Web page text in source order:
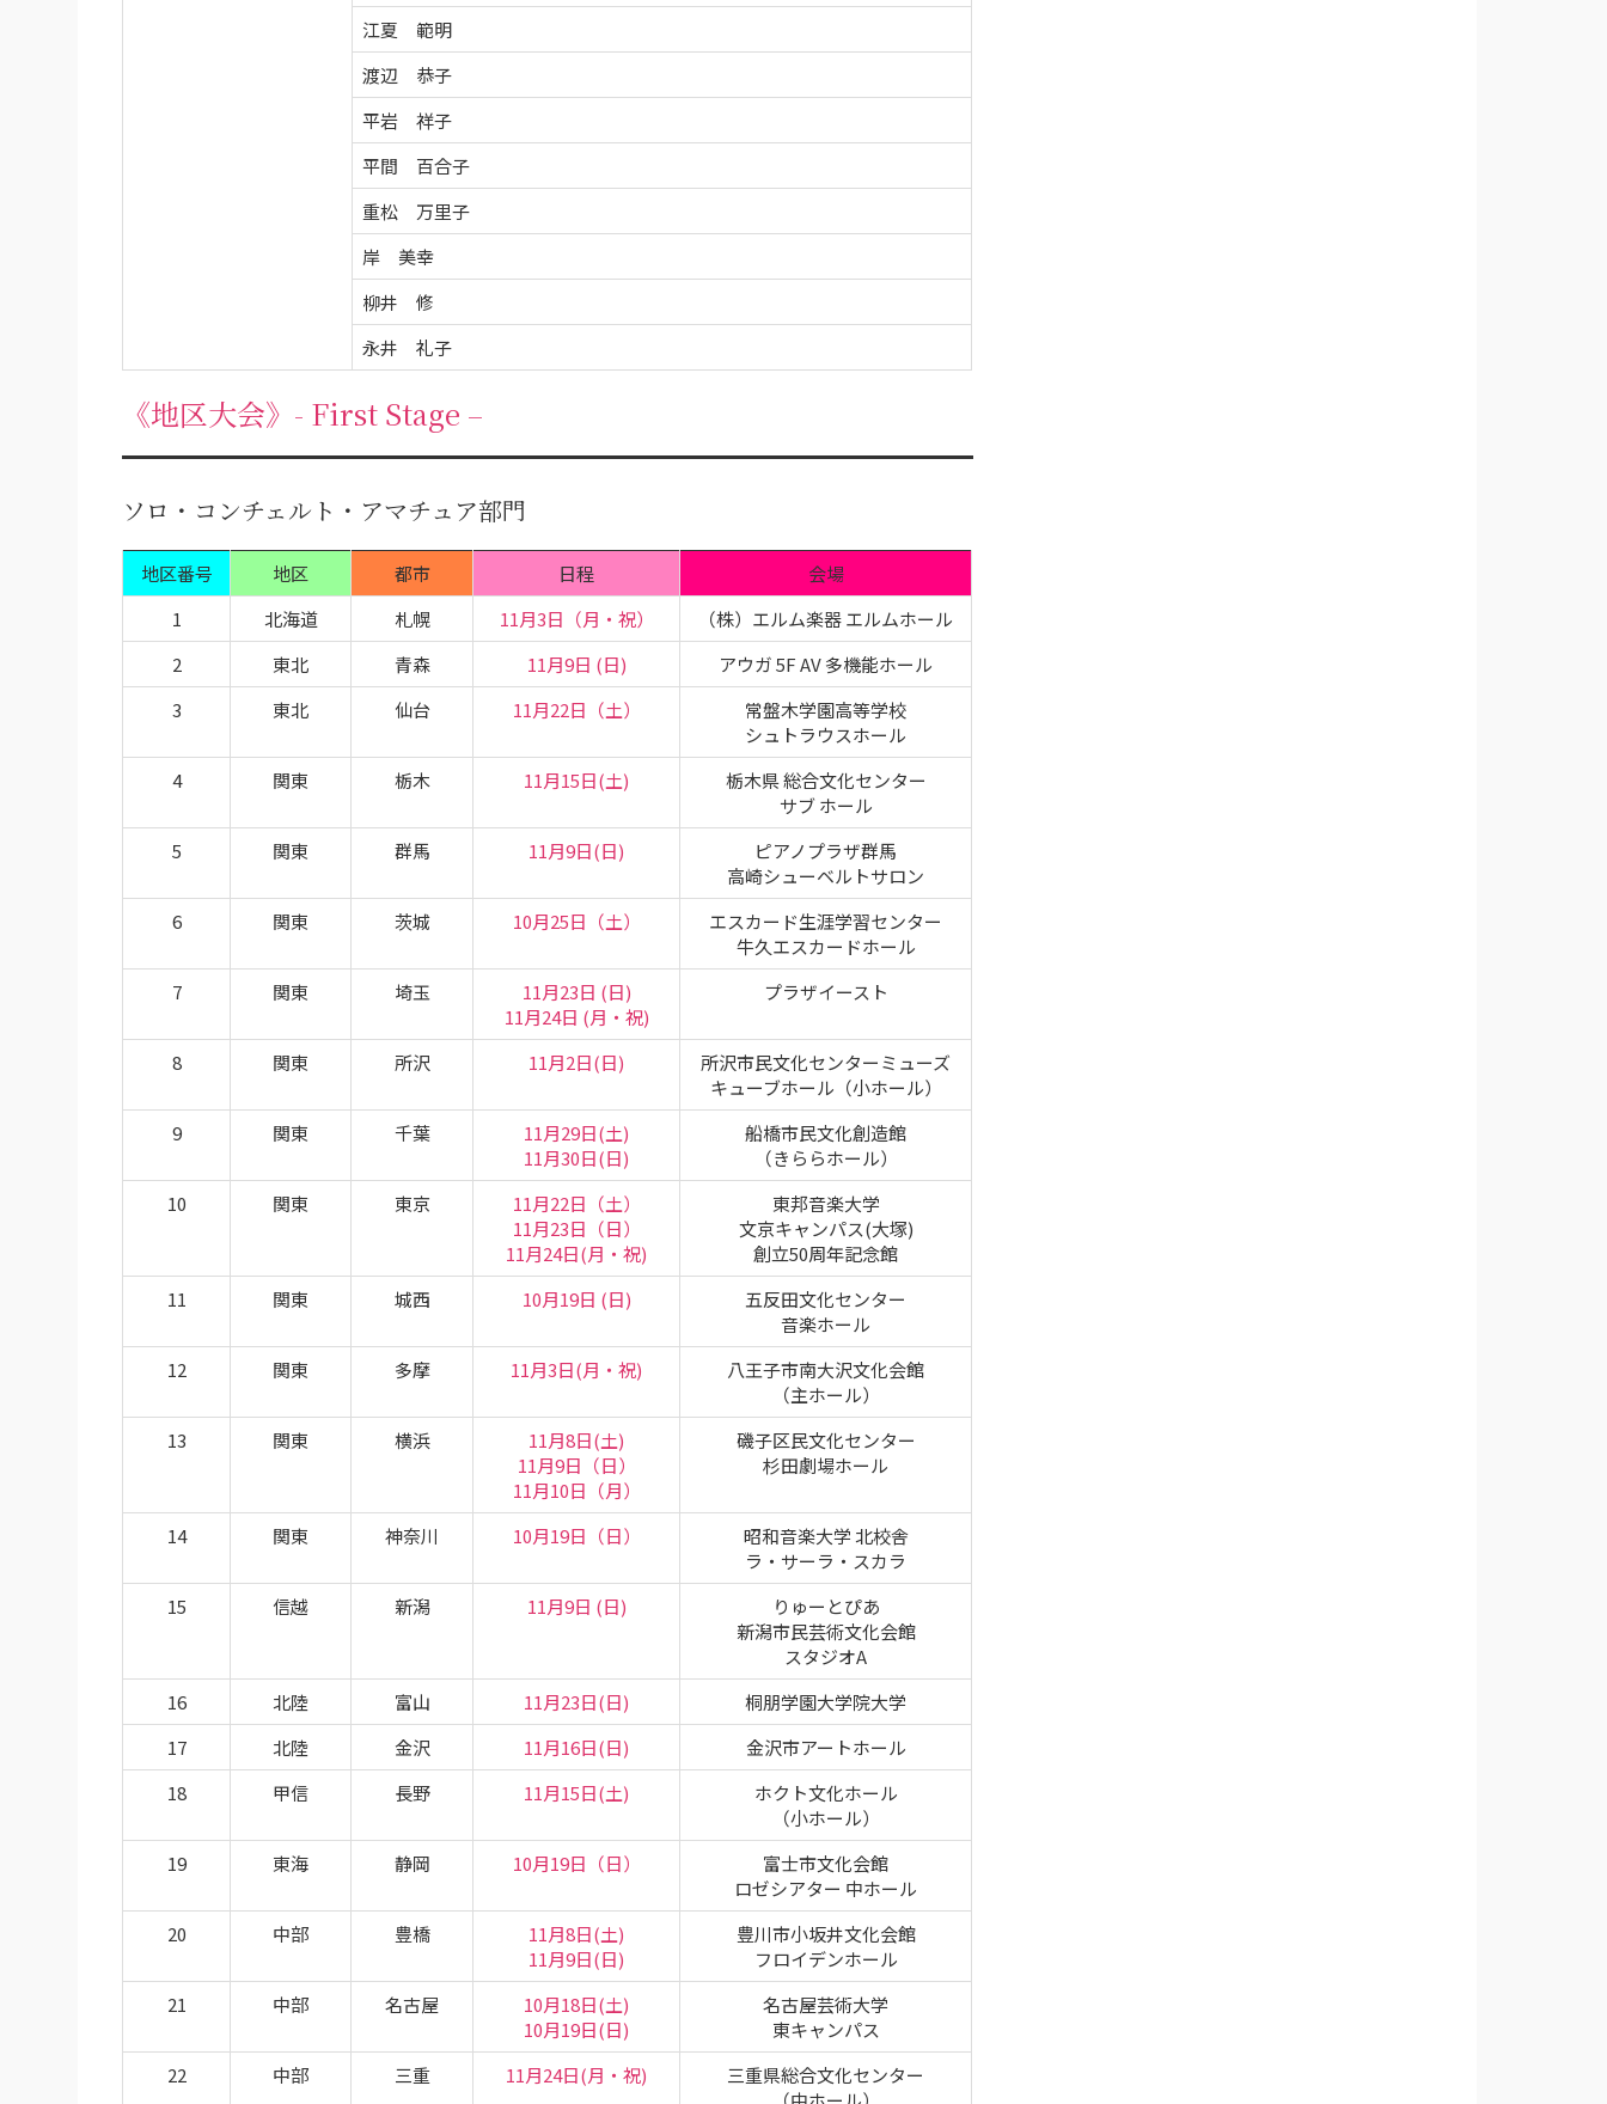
江夏 範明
渡辺 恭子
平岩 祥子
平間 百合子
重松 万里子
岸 美幸
柳井 修
永井 礼子
《地区大会》- First Stage –
ソロ・コンチェルト・アマチュア部門
地区番号 地区 都市 日程
会場
1
北海道 札幌 11月3日（月・祝）
（株）エルム楽器 エルムホール
2
東北 青森 11月9日 (日)
アウガ 5F AV 多機能ホール
3
東北 仙台 11月22日（土）
常盤木学園高等学校
シュトラウスホール
4
関東 栃木 11月15日(土)
栃木県 総合文化センター
サブ ホール
5
関東 群馬 11月9日(日)
ピアノプラザ群馬
高崎シューベルトサロン
6
関東 茨城 10月25日（土）
エスカード生涯学習センター
牛久エスカードホール
7
関東 埼玉
11月23日 (日)
11月24日 (月・祝)
プラザイースト
8 関東 所沢 11月2日(日)
所沢市民文化センターミューズ
キューブホール（小ホール）
9
関東 千葉
11月29日(土)
11月30日(日)
船橋市民文化創造館
（きららホール）
10
関東 東京
11月22日（土）
11月23日（日）
11月24日(月・祝)
東邦音楽大学
文京キャンパス(大塚)
創立50周年記念館
11
関東 城西 10月19日 (日)
五反田文化センター
音楽ホール
12
関東 多摩 11月3日(月・祝)
八王子市南大沢文化会館
（主ホール）
13
関東 横浜
11月8日(土)
11月9日（日）
11月10日（月）
磯子区民文化センター
杉田劇場ホール
14 関東 神奈川 10月19日（日）
昭和音楽大学 北校舎
ラ・サーラ・スカラ
15
信越 新潟 11月9日 (日)
りゅーとぴあ
新潟市民芸術文化会館
スタジオA
16
北陸 富山 11月23日(日)
桐朋学園大学院大学
17
北陸 金沢 11月16日(日)
金沢市アートホール
18
甲信 長野 11月15日(土)
ホクト文化ホール
（小ホール）
19
東海 静岡 10月19日（日）
富士市文化会館
ロゼシアター 中ホール
20
中部 豊橋
11月8日(土)
11月9日(日)
豊川市小坂井文化会館
フロイデンホール
21
中部 名古屋
10月18日(土)
10月19日(日)
名古屋芸術大学
東キャンパス
22
中部 三重 11月24日(月・祝)
三重県総合文化センター